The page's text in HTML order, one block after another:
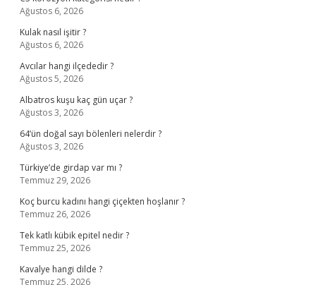
Ağustos 6, 2026
Kulak nasıl işitir ?
Ağustos 6, 2026
Avcılar hangi ilçededir ?
Ağustos 5, 2026
Albatros kuşu kaç gün uçar ?
Ağustos 3, 2026
64’ün doğal sayı bölenleri nelerdir ?
Ağustos 3, 2026
Türkiye’de girdap var mı ?
Temmuz 29, 2026
Koç burcu kadını hangi çiçekten hoşlanır ?
Temmuz 26, 2026
Tek katlı kübik epitel nedir ?
Temmuz 25, 2026
Kavalye hangi dilde ?
Temmuz 25, 2026